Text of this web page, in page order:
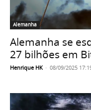
Alemanha
Alemanha se
27 bilhões em
Henrique HK - 08/09/2025